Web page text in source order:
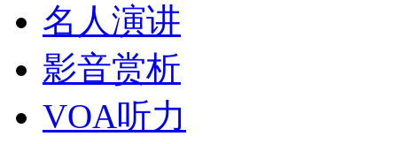
名人演讲
影音赏析
VOA听力